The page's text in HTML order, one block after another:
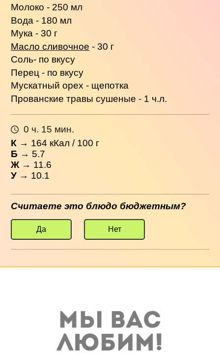
Молоко - 250 мл
Вода - 180 мл
Мука - 30 г
Масло сливочное - 30 г
Соль- по вкусу
Перец - по вкусу
Мускатный орех - щепотка
Прованские травы сушеные - 1 ч.л.
0 ч. 15 мин.
К → 164 кКал / 100 г
Б → 5.7
Ж → 11.6
У → 10.1
Считаете это блюдо бюджетным?
Да Нет